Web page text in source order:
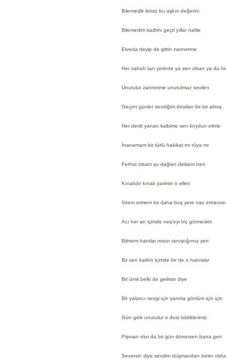
Bilemedik ikimiz bu aşkın değerini
Bilemedim kadrini geçti yıllar nafile
Elveda deyip de gittin zannetme
Her sabah tan yerinde ya sen olsan ya da
Unutulur zannetme unutulmaz sevilen
Geçen günler sevdiğim dostları bir bir almış
Her derdi yanan kalbime sen koydun elinle
İnanamam bir türlü hakikat mı rüya mı
Ferhat olsam şu dağları delsem ben
Kınalıdır kınalı yarimin o elleri
Sitem etmem bir daha boş yere naz
Acı her an içimde neş'eyi hiç görmedim
Bilmem hatırlar mısın tanıştığımız yeri
Bir sen kaldın içimde bir de o hatıralar
Bir ümit belki de gelirsin diye
Bir yalancı sevgi için yanma gönlüm için için
Gün gelir unutulur o dost bildiklerimiz
Pişman olur da bir gün dönersen bana geri
Seversin diye sevdim düşmandan beter